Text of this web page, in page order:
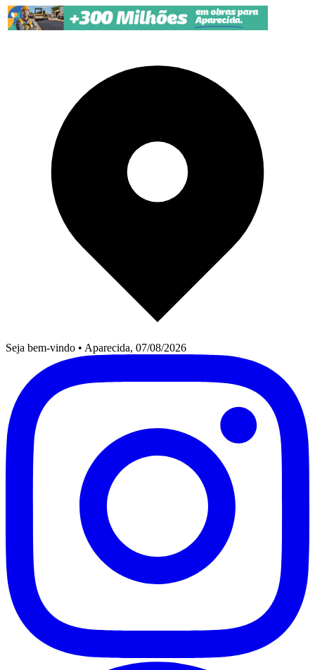
Pular para o conteúdo
Seja bem-vindo • Aparecida, 07/08/2026